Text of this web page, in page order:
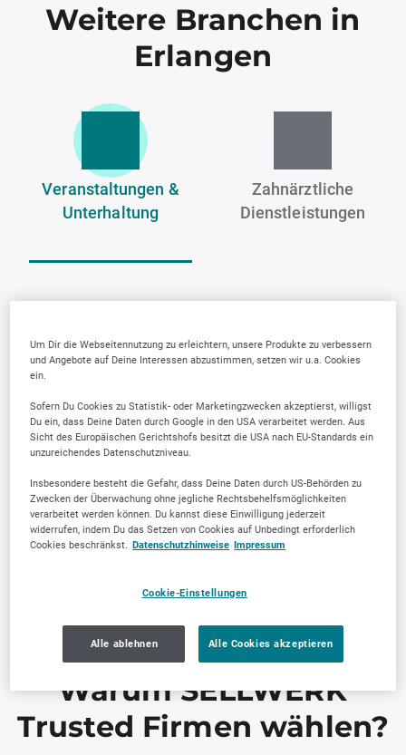
Weitere Branchen in
Erlangen
Veranstaltungen &
Unterhaltung
Zahnärztliche
Dienstleistungen
Warum SELLWERK
Trusted Firmen wählen?
Um Dir die Webseitennutzung zu erleichtern, unsere Produkte zu verbessern
und Angebote auf Deine Interessen abzustimmen, setzen wir u.a. Cookies
ein.
Sofern Du Cookies zu Statistik- oder Marketingzwecken akzeptierst, willigst
Du ein, dass Deine Daten durch Google in den USA verarbeitet werden. Aus
Sicht des Europäischen Gerichtshofs besitzt die USA nach EU-Standards ein
unzureichendes Datenschutzniveau.
Insbesondere besteht die Gefahr, dass Deine Daten durch US-Behörden zu
Zwecken der Überwachung ohne jegliche Rechtsbehelfsmöglichkeiten
verarbeitet werden können. Du kannst diese Einwilligung jederzeit
widerrufen, indem Du das Setzen von Cookies auf Unbedingt erforderlich
Cookies beschränkst. Datenschutzhinweise Impressum
Cookie-Einstellungen
Alle ablehnen Alle Cookies akzeptieren